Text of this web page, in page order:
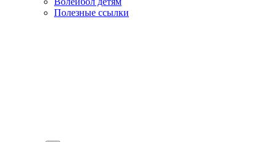
Полезные ссылки